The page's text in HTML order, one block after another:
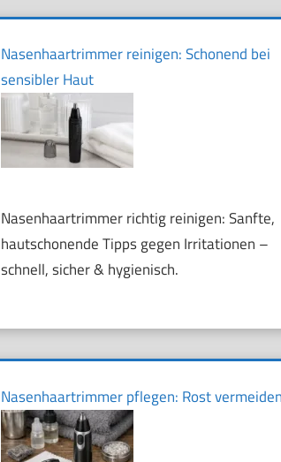
Nasenhaartrimmer reinigen: Schonend bei
sensibler Haut
Nasenhaartrimmer richtig reinigen: Sanfte,
hautschonende Tipps gegen Irritationen –
schnell, sicher & hygienisch.
Nasenhaartrimmer pflegen: Rost vermeiden